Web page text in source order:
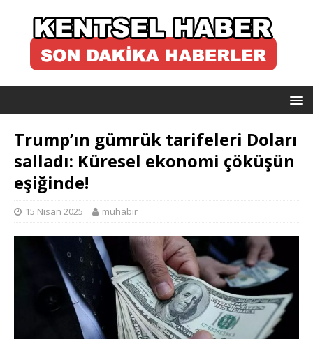
Trump’ın gümrük tarifeleri Doları
salladı: Küresel ekonomi çöküşün
eşiğinde!
15 Nisan 2025 muhabir